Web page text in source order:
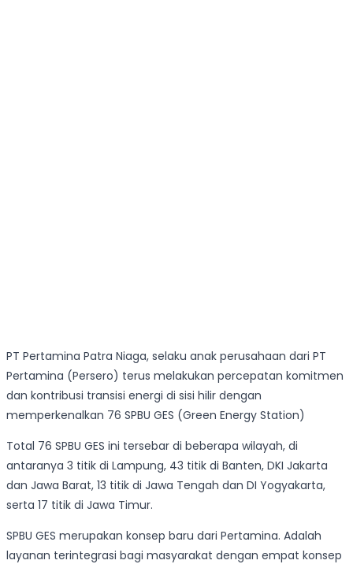
PT Pertamina Patra Niaga, selaku anak perusahaan dari PT
Pertamina (Persero) terus melakukan percepatan komitmen
dan kontribusi transisi energi di sisi hilir dengan
memperkenalkan 76 SPBU GES (Green Energy Station)
Total 76 SPBU GES ini tersebar di beberapa wilayah, di
antaranya 3 titik di Lampung, 43 titik di Banten, DKI Jakarta
dan Jawa Barat, 13 titik di Jawa Tengah dan DI Yogyakarta,
serta 17 titik di Jawa Timur.
SPBU GES merupakan konsep baru dari Pertamina. Adalah
layanan terintegrasi bagi masyarakat dengan empat konsep